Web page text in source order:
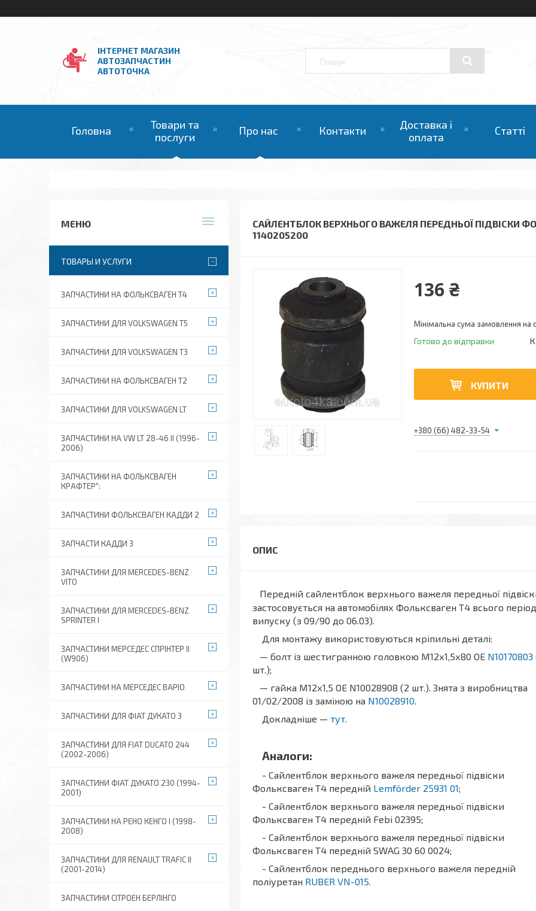
ІНТЕРНЕТ МАГАЗИН
АВТОЗАПЧАСТИН
АВТОТОЧКА
Головна
Товари та
послуги
Про нас Контакти
Доставка і
оплата
Статті
САЙЛЕНТБЛОК ВЕРХНЬОГО ВАЖЕЛЯ ПЕРЕДНЬОЇ ПІДВІСКИ
1140205200
136 ₴
Мінімальна сума замовлення на
Готово до відправки
КУПИТИ
+380 (66) 482-33-54
Передній сайлентблок верхнього важеля передньої
застосовується на автомобілях Фольксваген Т4 всього
випуску (з 09/90 до 06.03).
Для монтажу використовуються кріпильні деталі:
— болт із шестигранною головкою М12х1,5х80 OE N10170803
шт.);
— гайка М12х1,5 OE N10028908 (2 шт.). Знята з виробництва
01/02/2008 із заміною на N10028910.
Докладніше — тут.
Аналоги:
- Сайлентблок верхнього важеля передньої підвіски
Фольксваген Т4 передній Lemförder 25931 01;
- Сайлентблок верхнього важеля передньої підвіски
Фольксваген Т4 передній Febi 02395;
- Сайлентблок верхнього важеля передньої підвіски
Фольксваген Т4 передній SWAG 30 60 0024;
- Сайлентблок переднього верхнього важеля передній
поліуретан RUBER VN-015.
ТОВАРЫ И УСЛУГИ
ЗАПЧАСТИНИ НА ФОЛЬКСВАГЕН Т4
ЗАПЧАСТИНИ ДЛЯ VOLKSWAGEN T5
ЗАПЧАСТИНИ ДЛЯ VOLKSWAGEN T3
ЗАПЧАСТИНИ НА ФОЛЬКСВАГЕН Т2
ЗАПЧАСТИНИ ДЛЯ VOLKSWAGEN LT
ЗАПЧАСТИНИ НА VW LT 28-46 II (1996-
2006)
ЗАПЧАСТИНИ НА ФОЛЬКСВАГЕН
КРАФТЕР":
ЗАПЧАСТИНИ ФОЛЬКСВАГЕН КАДДИ 2
ЗАПЧАСТИ КАДДИ 3
ЗАПЧАСТИНИ ДЛЯ MERCEDES-BENZ
VITO
ЗАПЧАСТИНИ ДЛЯ MERCEDES-BENZ
SPRINTER I
ЗАПЧАСТИНИ МЕРСЕДЕС СПРІНТЕР II
(W906)
ЗАПЧАСТИНИ НА МЕРСЕДЕС ВАРІО
ЗАПЧАСТИНИ ДЛЯ ФІАТ ДУКАТО 3
ЗАПЧАСТИНИ ДЛЯ FIAT DUCATO 244
(2002-2006)
ЗАПЧАСТИНИ ФІАТ ДУКАТО 230 (1994-
2001)
ЗАПЧАСТИНИ НА РЕНО КЕНГО I (1998-
2008)
ЗАПЧАСТИНИ ДЛЯ RENAULT TRAFIC II
(2001-2014)
ЗАПЧАСТИНИ СІТРОЕН БЕРЛІНГО